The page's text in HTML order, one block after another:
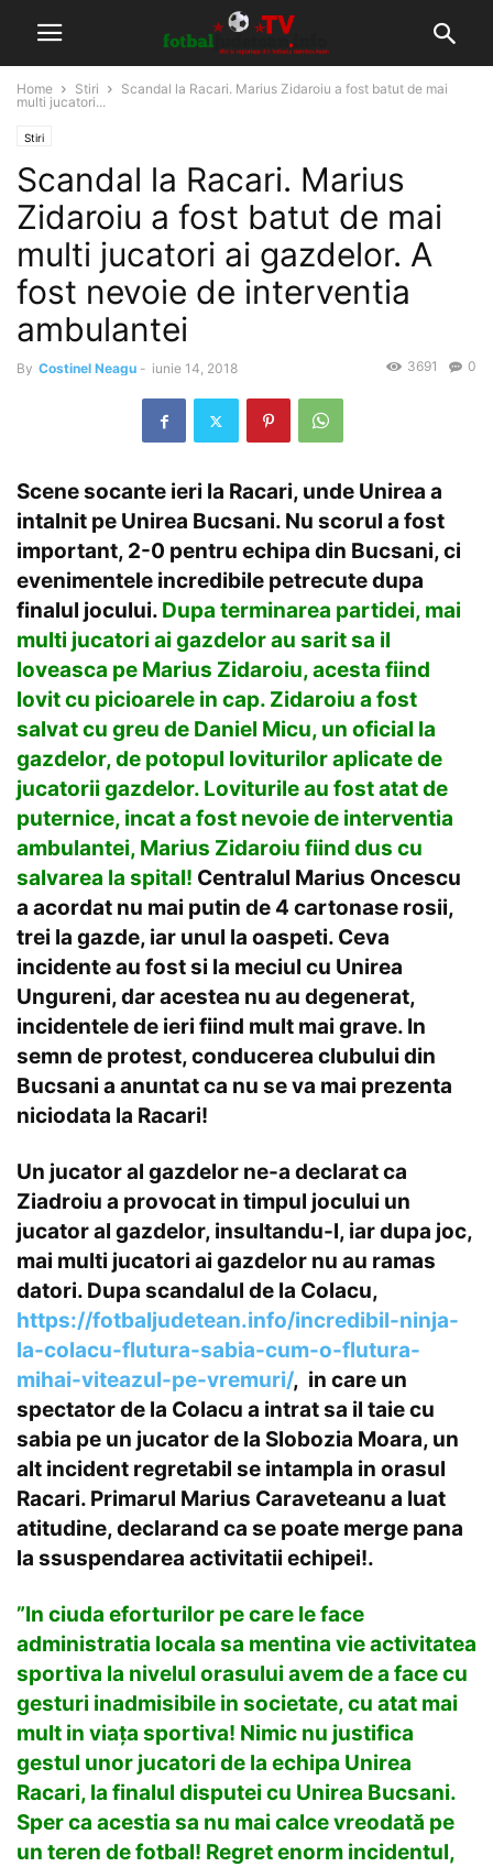
Home Stiri
Scandal la Racari. Marius Zidaroiu a fost batut de mai
multi jucatori...
Stiri
Scandal la Racari. Marius
Zidaroiu a fost batut de mai
multi jucatori ai gazdelor. A
fost nevoie de interventia
ambulantei
By Costinel Neagu - iunie 14, 2018 0
3691
Scene socante ieri la Racari, unde Unirea a
intalnit pe Unirea Bucsani. Nu scorul a fost
important, 2-0 pentru echipa din Bucsani, ci
evenimentele incredibile petrecute dupa
finalul jocului. Dupa terminarea partidei, mai
multi jucatori ai gazdelor au sarit sa il
loveasca pe Marius Zidaroiu, acesta fiind
lovit cu picioarele in cap. Zidaroiu a fost
salvat cu greu de Daniel Micu, un oficial la
gazdelor, de potopul loviturilor aplicate de
jucatorii gazdelor. Loviturile au fost atat de
puternice, incat a fost nevoie de interventia
ambulantei, Marius Zidaroiu fiind dus cu
salvarea la spital! Centralul Marius Oncescu
a acordat nu mai putin de 4 cartonase rosii,
trei la gazde, iar unul la oaspeti. Ceva
incidente au fost si la meciul cu Unirea
Ungureni, dar acestea nu au degenerat,
incidentele de ieri fiind mult mai grave. In
semn de protest, conducerea clubului din
Bucsani a anuntat ca nu se va mai prezenta
niciodata la Racari!
Un jucator al gazdelor ne-a declarat ca
Ziadroiu a provocat in timpul jocului un
jucator al gazdelor, insultandu-l, iar dupa joc,
mai multi jucatori ai gazdelor nu au ramas
datori. Dupa scandalul de la Colacu,
https://fotbaljudetean.info/incredibil-ninja-
la-colacu-flutura-sabia-cum-o-flutura-
mihai-viteazul-pe-vremuri/, in care un
spectator de la Colacu a intrat sa il taie cu
sabia pe un jucator de la Slobozia Moara, un
alt incident regretabil se intampla in orasul
Racari. Primarul Marius Caraveteanu a luat
atitudine, declarand ca se poate merge pana
la ssuspendarea activitatii echipei!.
”In ciuda eforturilor pe care le face
administratia locala sa mentina vie activitatea
sportiva la nivelul orasului avem de a face cu
gesturi inadmisibile in societate, cu atat mai
mult in viața sportiva! Nimic nu justifica
gestul unor jucatori de la echipa Unirea
Racari, la finalul disputei cu Unirea Bucsani.
Sper ca acestia sa nu mai calce vreodată pe
un teren de fotbal! Regret enorm incidentul,